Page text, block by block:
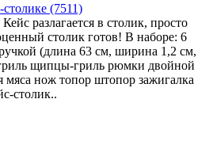
(7511)
разлагается в столик, просто
столик готов! В наборе: 6
(длина 63 см, ширина 1,2 см,
щипцы-гриль рюмки двойной
мяса нож топор штопор зажигалка
столик..